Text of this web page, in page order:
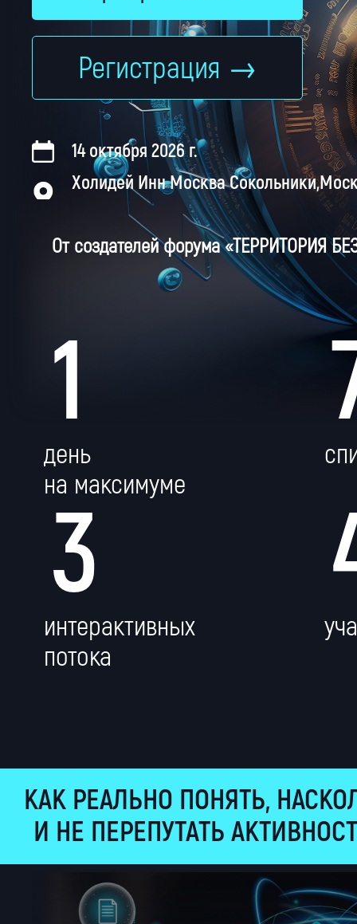
Регистрация
14 октября 2026 г.
Холидей Инн Москва Сокольники
О
От создателей форума «ТЕРРИТОРИЯ
1
день
на максимуме
3
интерактивных
потока
КАК РЕАЛЬНО ПОНЯТЬ,
И НЕ ПЕРЕПУТАТЬ